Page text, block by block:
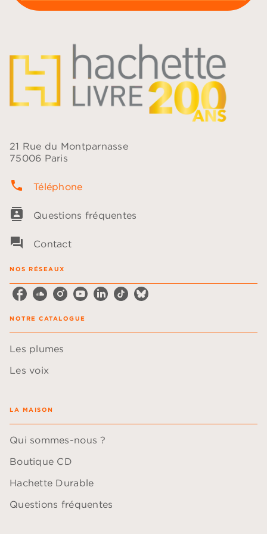
21 Rue du Montparnasse
75006 Paris
phone Téléphone
contacts Questions fréquentes
question_answer Contact
NOS RÉSEAUX
NOTRE CATALOGUE
Les plumes
Les voix
LA MAISON
Qui sommes-nous ?
Boutique CD
Hachette Durable
Questions fréquentes